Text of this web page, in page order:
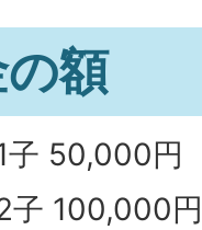
額
子 50,000円
子 100,000円